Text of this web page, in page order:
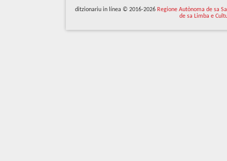
ditzionariu in línea © 2016-2026 Regione Autònoma de sa
de sa Limba e